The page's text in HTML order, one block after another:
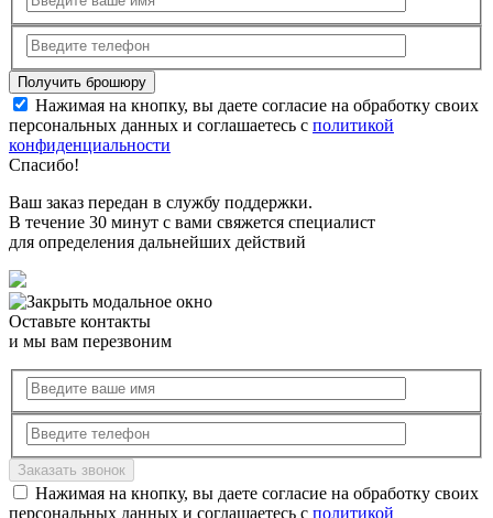
Нажимая на кнопку, вы даете согласие на обработку своих
персональных данных и соглашаетесь с политикой
конфиденциальности
Спасибо!
Ваш заказ передан в службу поддержки.
В течение 30 минут с вами свяжется специалист
для определения дальнейших действий
Оставьте контакты
и мы вам перезвоним
Нажимая на кнопку, вы даете согласие на обработку своих
персональных данных и соглашаетесь с политикой